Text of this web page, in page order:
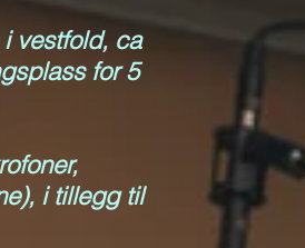
vestfold, ca
for 5
i tillegg til